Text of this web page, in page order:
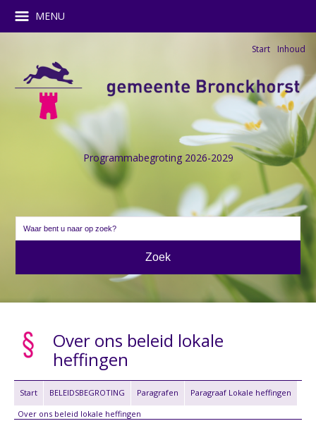
Programmabegroting 2026-2029
Start Inhoud
MENU
Over ons beleid lokale
heffingen
Start BELEIDSBEGROTING Paragrafen
Paragraaf Lokale heffingen
Over ons beleid lokale heffingen